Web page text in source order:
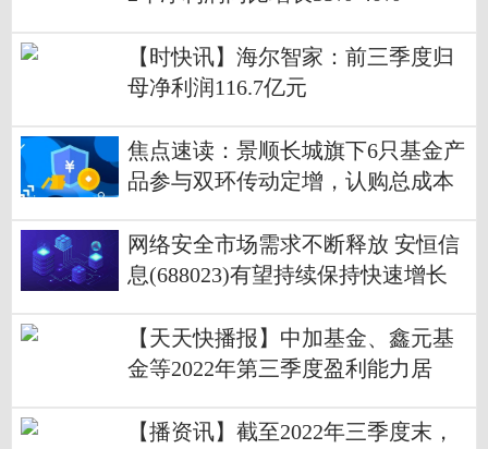
【时快讯】海尔智家：前三季度归
母净利润116.7亿元
焦点速读：景顺长城旗下6只基金产
品参与双环传动定增，认购总成本
网络安全市场需求不断释放 安恒信
息(688023)有望持续保持快速增长
【天天快播报】中加基金、鑫元基
金等2022年第三季度盈利能力居
35亿份
【播资讯】截至2022年三季度末，